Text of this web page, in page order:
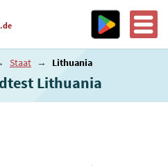
.de
Staat → Lithuania
Lithuania